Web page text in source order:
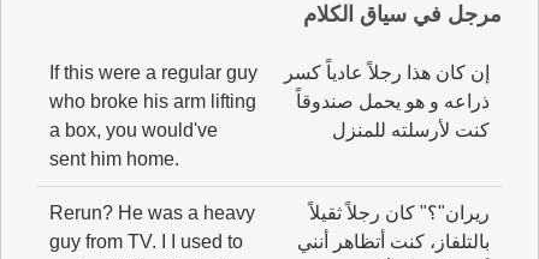
مرجل في سياق الكلام
إن كان هذا رجلاً عادياً كسر
ذراعه و هو يحمل صندوقاً
كنت لأرسلته للمنزل
If this were a regular guy
who broke his arm lifting
a box, you would've
sent him home.
ريران"؟" كان رجلاً ثقيلاً
بالتلفاز، كنت أتظاهر أنني
Rerun? He was a heavy
guy from TV. I I used to